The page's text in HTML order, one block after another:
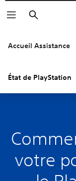
Rechercher
Accueil Assistance
État de PlayStation
votre